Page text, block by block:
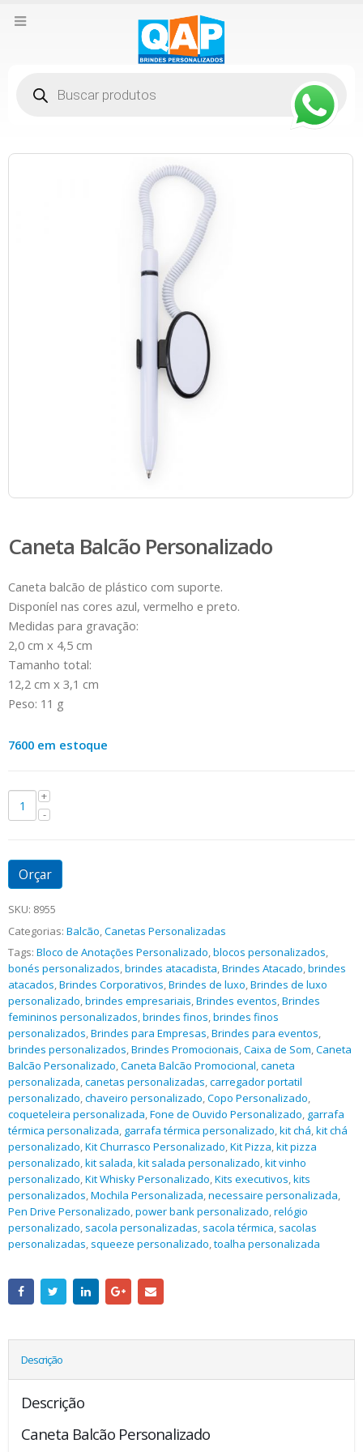
produtos
Caneta Balcão Personalizado
Caneta balcão de plástico com suporte.
Disponíel nas cores azul, vermelho e preto.
Medidas para gravação:
2,0 cm x 4,5 cm
Tamanho total:
12,2 cm x 3,1 cm
Peso: 11 g
7600 em estoque
Orçar
SKU: 8955
Categorias: Balcão,Canetas Personalizadas
Tags: Bloco de Anotações Personalizado,blocos personalizados,
bonés personalizados,brindes atacadista,Brindes Atacado,brindes
atacados,Brindes Corporativos,Brindes de luxo,Brindes de luxo
personalizado,brindes empresariais,Brindes eventos,Brindes
femininos personalizados,brindes finos,brindes finos
personalizados,Brindes para Empresas,Brindes para eventos,
brindes personalizados,Brindes Promocionais,Caixa de Som,Caneta
Balcão Personalizado,Caneta Balcão Promocional,caneta
personalizada,canetas personalizadas,carregador portatil
personalizado,chaveiro personalizado,Copo Personalizado,
coqueteleira personalizada,Fone de Ouvido Personalizado, garrafa
térmica personalizada, garrafa térmica personalizado,kit chá,kit chá
personalizado,Kit Churrasco Personalizado,Kit Pizza,kit pizza
personalizado,kit salada,kit salada personalizado,kit vinho
personalizado,Kit Whisky Personalizado,Kits executivos,kits
personalizados,Mochila Personalizada,necessaire personalizada,
Pen Drive Personalizado,power bank personalizado,relógio
personalizado, sacola personalizadas, sacola térmica, sacolas
personalizadas, squeeze personalizado,toalha personalizada
Descrição
Descrição
Caneta Balcão Personalizado